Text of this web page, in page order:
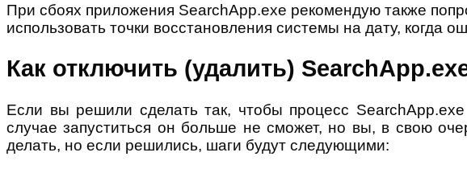
При сбоях приложения SearchApp.exe рекомендую также
использовать точки восстановления системы на дату, когда
Как отключить (удалить)
Если вы решили сделать так, чтобы процесс
случае запуститься он больше не сможет, но вы, в свою
делать, но если решились, шаги будут следующими: